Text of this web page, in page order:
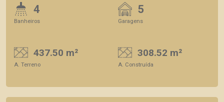
4
Banheiros
5
Garagens
437.50 m²
A. Terreno
308.52 m²
A. Construída